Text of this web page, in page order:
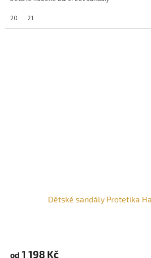
20
21
Dětské sandály Protetika
od 1 198 Kč